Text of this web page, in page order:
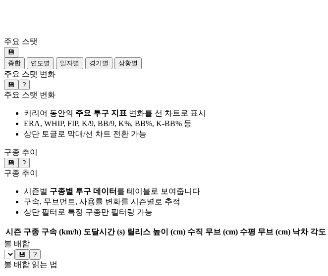
주요 스탯
💾
종합
연도별 일자별 경기별 상황별
주요 스탯 변화
💾 ?
주요 스탯 변화
커리어 동안의 주요 투구 지표 변화를 선 차트로 표시
ERA, WHIP, FIP, K/9, BB/9, K%, BB%, K-BB% 등
상단 토글로 막대/선 차트 전환 가능
구종 추이
💾 ?
구종 추이
시즌별 구종별 투구 데이터 를 테이블로 보여줍니다
구속, 무브먼트, 사용률 변화를 시즌별로 추적
상단 필터로 특정 구종만 필터링 가능
시즌 구종 구속 (km/h) 도달시간 (s) 릴리스 높이 (cm) 수직 무브 (cm) 수평 무브 (cm) 낙차 각도
볼 배합
💾 ?
볼 배합 읽는 법